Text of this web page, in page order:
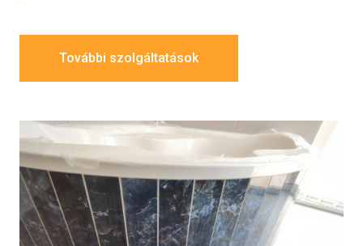
További szolgáltatások